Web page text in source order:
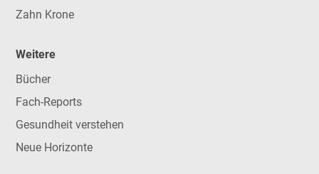
Zahn Krone
Weitere
Bücher
Fach-Reports
Gesundheit verstehen
Neue Horizonte